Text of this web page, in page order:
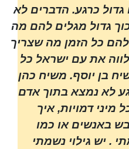
כרגע. הדברים לא
גדול מגלים להם מה
להם כל הזמן מה שצריך
את עם ישראל כל
בן יוסף. משיח כהן
לא נמצא בתוך אדם
מיני דמויות, איך
באנשים או כמו
. יש גילוי נשמתי